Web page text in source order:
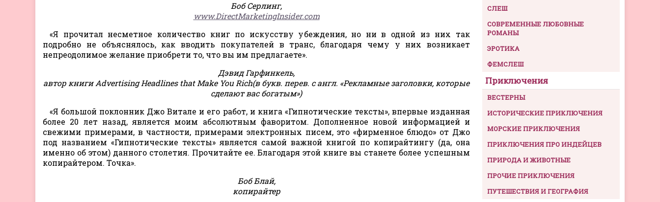
Боб Серлинг,
www.DirectMarketingInsider.com
«Я прочитал несметное количество книг по искусству убеждения, но ни в одной из них так
подробно не объяснялось, как вводить покупателей в транс, благодаря чему у них возникает
непреодолимое желание приобрети то, что вы им предлагаете».
Дэвид Гарфинкель,
автор книги Advertising Headlines that Make You Rich(в букв. перев. с англ. «Рекламные заголовки, которые
сделают вас богатым»)
«Я большой поклонник Джо Витале и его работ, и книга «Гипнотические тексты», впервые изданная
более 20 лет назад, является моим абсолютным фаворитом. Дополненное новой информацией и
свежими примерами, в частности, примерами электронных писем, это «фирменное блюдо» от Джо
под названием «Гипнотические тексты» является самой важной книгой по копирайтингу (да, она
именно об этом) данного столетия. Прочитайте ее. Благодаря этой книге вы станете более успешным
копирайтером. Точка».
Боб Блай,
копирайтер
СЛЕШ
СОВРЕМЕННЫЕ ЛЮБОВНЫЕ
РОМАНЫ
ЭРОТИКА
ФЕМСЛЕШ
Приключения
ВЕСТЕРНЫ
ИСТОРИЧЕСКИЕ ПРИКЛЮЧЕНИЯ
МОРСКИЕ ПРИКЛЮЧЕНИЯ
ПРИКЛЮЧЕНИЯ ПРО ИНДЕЙЦЕВ
ПРИРОДА И ЖИВОТНЫЕ
ПРОЧИЕ ПРИКЛЮЧЕНИЯ
ПУТЕШЕСТВИЯ И ГЕОГРАФИЯ